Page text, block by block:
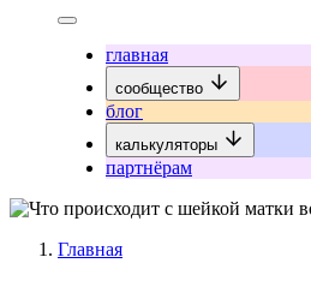
главная
сообщество
блог
калькуляторы
партнёрам
Главная